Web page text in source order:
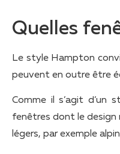
Quelles
Le style Hampton
peuvent en outre être
Comme il s’agit d’un
fenêtres dont le design
légers, par exemple